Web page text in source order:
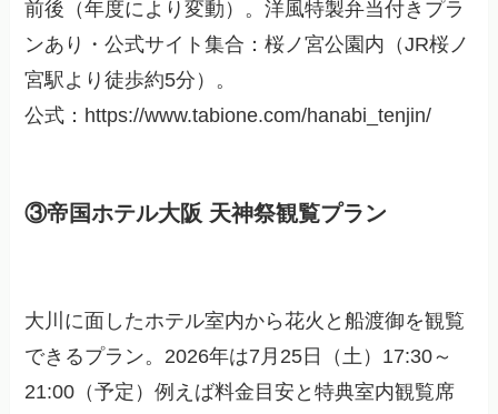
前後（年度により変動）。洋風特製弁当付きプラ
ンあり・公式サイト集合：桜ノ宮公園内（JR桜ノ
宮駅より徒歩約5分）。
公式：https://www.tabione.com/hanabi_tenjin/
③帝国ホテル大阪 天神祭観覧プラン
大川に面したホテル室内から花火と船渡御を観覧
できるプラン。2026年は7月25日（土）17:30～
21:00（予定）例えば料金目安と特典室内観覧席